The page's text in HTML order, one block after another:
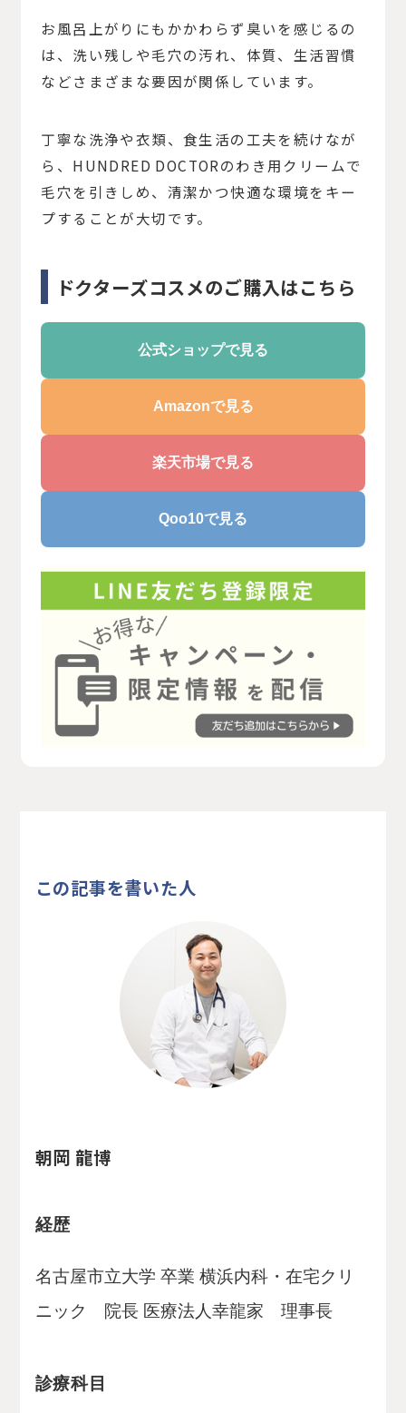
お風呂上がりにもかかわらず臭いを感じるの
は、洗い残しや毛穴の汚れ、体質、生活習慣
などさまざまな要因が関係しています。
丁寧な洗浄や衣類、食生活の工夫を続けなが
ら、HUNDRED DOCTORのわき用クリームで
毛穴を引きしめ、清潔かつ快適な環境をキー
プすることが大切です。
ドクターズコスメのご購入はこちら
公式ショップで見る
Amazonで見る
楽天市場で見る
Qoo10で見る
この記事を書いた人
朝岡 龍博
経歴
名古屋市立大学 卒業 横浜内科・在宅クリ
ニック 院長 医療法人幸龍家 理事長
診療科目